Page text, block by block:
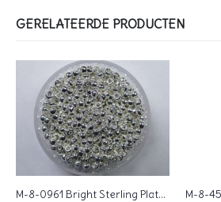
GERELATEERDE PRODUCTEN
M-8-0961 Bright Sterling Plated 3 gram